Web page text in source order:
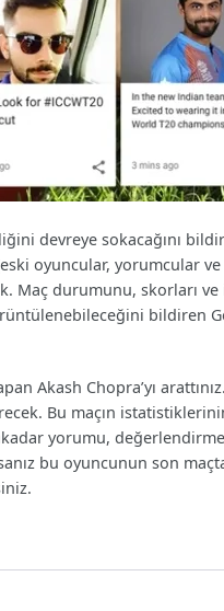
devreye sokacağını
oyuncular, yorumcular
Maç durumunu, skorları
bildiren
Akash Chopra’yı
Bu maçın
yorumu,
bu oyuncunun son